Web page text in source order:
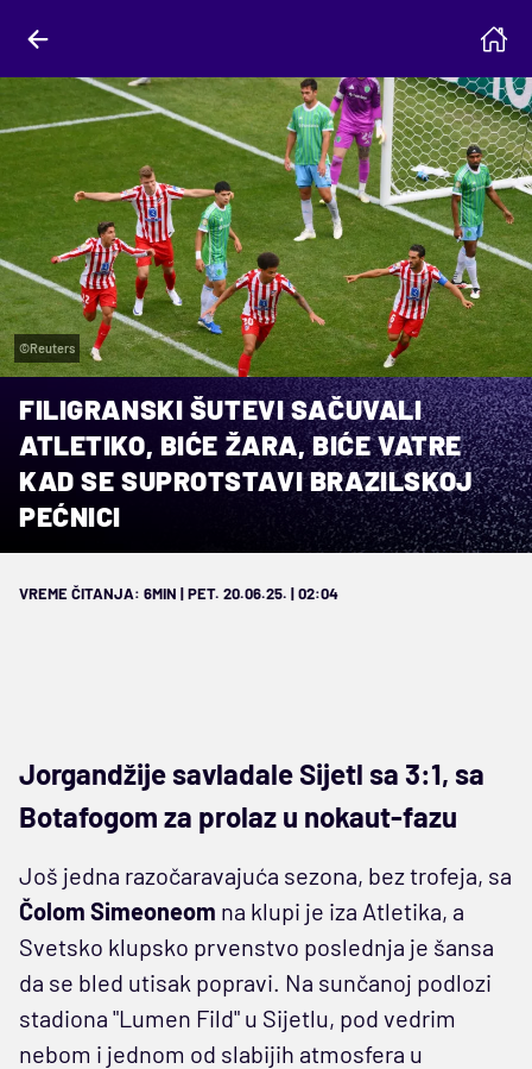
©Reuters
FILIGRANSKI ŠUTEVI SAČUVALI
ATLETIKO, BIĆE ŽARA, BIĆE VATRE
KAD SE SUPROTSTAVI BRAZILSKOJ
PEĆNICI
VREME ČITANJA: 6MIN | PET. 20.06.25. | 02:04
Jorgandžije savladale Sijetl sa 3:1, sa
Botafogom za prolaz u nokaut-fazu
Još jedna razočaravajuća sezona, bez trofeja, sa
Čolom Simeoneom na klupi je iza Atletika, a
Svetsko klupsko prvenstvo poslednja je šansa
da se bled utisak popravi. Na sunčanoj podlozi
stadiona "Lumen Fild" u Sijetlu, pod vedrim
nebom i jednom od slabijih atmosfera u